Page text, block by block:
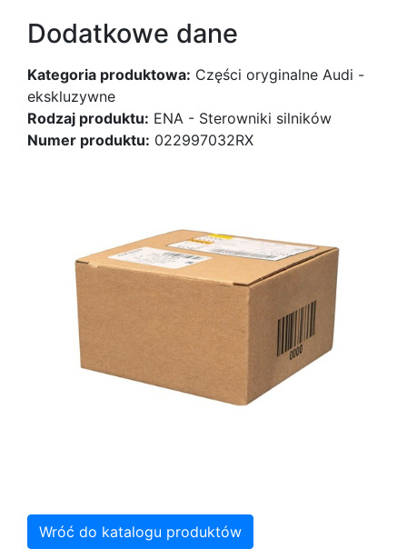
Dodatkowe dane
Kategoria produktowa: Części oryginalne Audi -
ekskluzywne
Rodzaj produktu: ENA - Sterowniki silników
Numer produktu: 022997032RX
Wróć do katalogu produktów